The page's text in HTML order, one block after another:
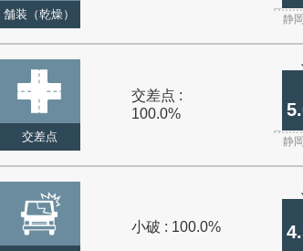
舗装（乾燥） 静
交差点
交差点 :
100.0%
静
小破 : 100.0%